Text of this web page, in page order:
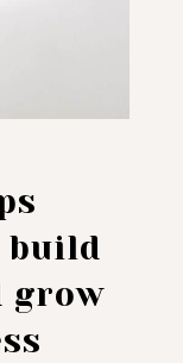
build
grow